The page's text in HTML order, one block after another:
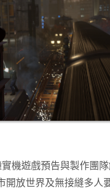
機遊戲預告與製作團
開放世界及無接縫多人